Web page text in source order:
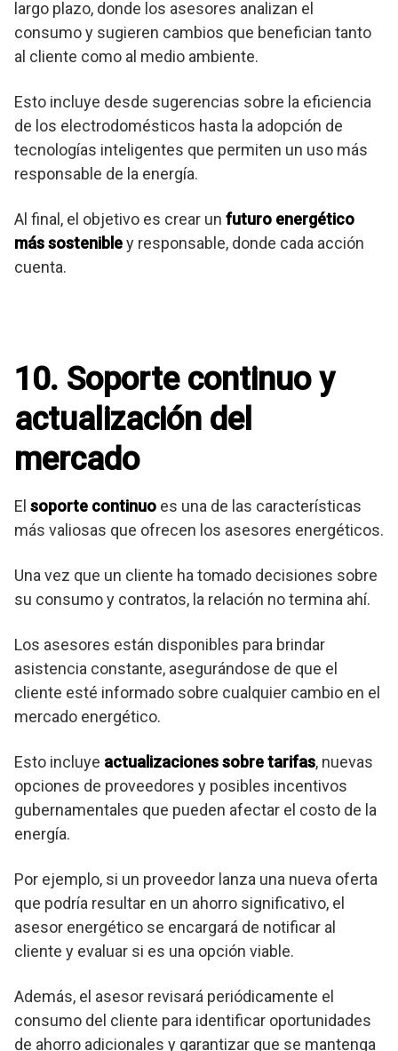
largo plazo, donde los asesores analizan el
consumo y sugieren cambios que benefician tanto
al cliente como al medio ambiente.
Esto incluye desde sugerencias sobre la eficiencia
de los electrodomésticos hasta la adopción de
tecnologías inteligentes que permiten un uso más
responsable de la energía.
Al final, el objetivo es crear un futuro energético
más sostenibley responsable, donde cada acción
cuenta.
10. Soporte continuo y
actualización del
mercado
El soporte continuo es una de las características
más valiosas que ofrecen los asesores energéticos.
Una vez que un cliente ha tomado decisiones sobre
su consumo y contratos, la relación no termina ahí.
Los asesores están disponibles para brindar
asistencia constante, asegurándose de que el
cliente esté informado sobre cualquier cambio en el
mercado energético.
Esto incluye actualizaciones sobre tarifas, nuevas
opciones de proveedores y posibles incentivos
gubernamentales que pueden afectar el costo de la
energía.
Por ejemplo, si un proveedor lanza una nueva oferta
que podría resultar en un ahorro significativo, el
asesor energético se encargará de notificar al
cliente y evaluar si es una opción viable.
Además, el asesor revisará periódicamente el
consumo del cliente para identificar oportunidades
de ahorro adicionales y garantizar que se mantenga